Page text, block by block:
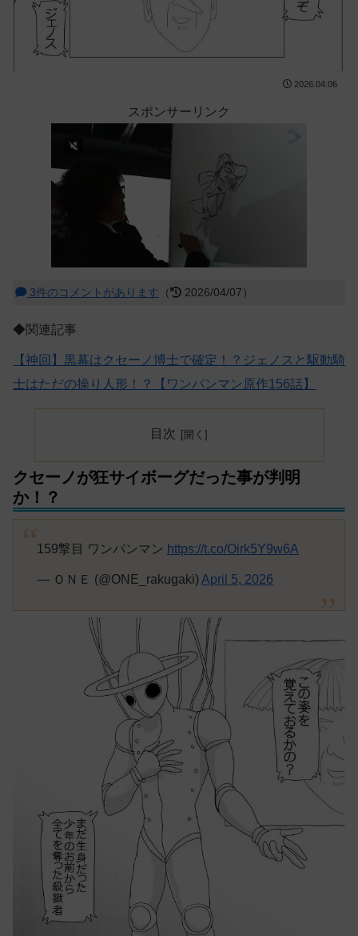
2026.04.06
スポンサーリンク
3件のコメントがあります （ 2026/04/07）
◆関連記事
【神回】黒幕はクセーノ博士で確定！？ジェノスと駆動騎
士はただの操り人形！？【ワンパンマン原作156話】
目次
クセーノが狂サイボーグだった事が判明
か！？
159撃目 ワンパンマン https://t.co/Oirk5Y9w6A
— ＯＮＥ (@ONE_rakugaki) April 5, 2026